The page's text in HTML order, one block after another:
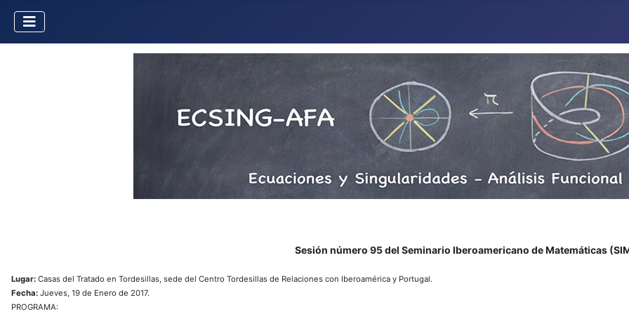
Sesión número 95 del Seminario Iberoamericano de Matemáticas
Lugar: Casas del Tratado en Tordesillas, sede del Centro Tordesillas de Relaciones con Iberoamérica y Portugal.
Fecha: Jueves, 19 de Enero de 2017.
PROGRAMA: